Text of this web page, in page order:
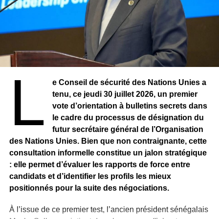
Une nouvelle commission sera prochainement mise en
place pour rédiger les projets de loi nécessaires à ces
amendements constitutionnels, attendus d’ici octobre
2026.
Le texte relatif à la limitation des mandats devra suivre un
national prévu en 2027. Pour être validé, ce scrutin devra
mobiliser au moins 40 % des électeurs inscrits, avec un
minimum de 75 % de votes favorables.
L
e Conseil de sécurité des Nations Unies a
tenu, ce jeudi 30 juillet 2026, un premier
vote d’orientation à bulletins secrets dans
le cadre du processus de désignation du
futur secrétaire général de l’Organisation
des Nations Unies. Bien que non contraignante, cette
consultation informelle constitue un jalon stratégique
: elle permet d’évaluer les rapports de force entre
candidats et d’identifier les profils les mieux
positionnés pour la suite des négociations.
À l’issue de ce premier test, l’ancien président sénégalais